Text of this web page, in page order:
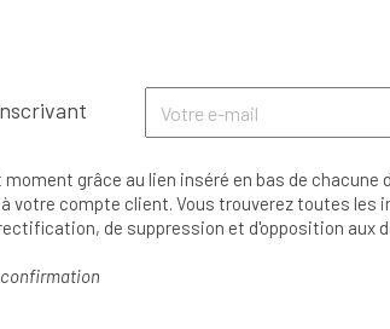
grâce au lien inséré en bas de chacune
votre compte client. Vous trouverez toutes les
de suppression et d'opposition aux